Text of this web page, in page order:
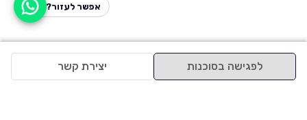
לפגישה בסוכנות יצירת קשר
אפשר לעזור?